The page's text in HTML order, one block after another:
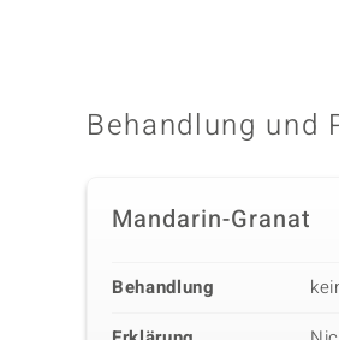
Behandlung und
Mandarin-Granat
Behandlung